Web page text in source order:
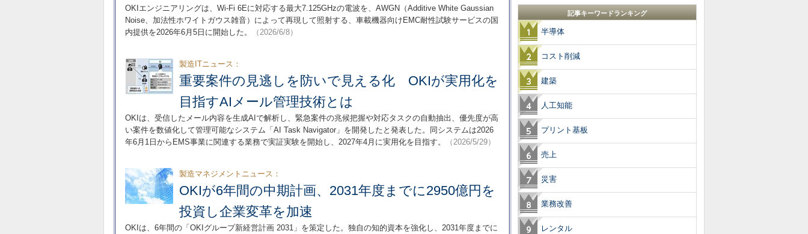
OKIエンジニアリングは、Wi-Fi 6Eに対応する最大7.125GHzの電波を、AWGN（Additive White Gaussian
Noise、加法性ホワイトガウス雑音）によって再現して照射する、車載機器向けEMC耐性試験サービスの国
内提供を2026年6月5日に開始した。
（2026/6/8）
製造ITニュース：
重要案件の見逃しを防いで見える化 OKIが実用化を
目指すAIメール管理技術とは
OKIは、受信したメール内容を生成AIで解析し、緊急案件の兆候把握や対応タスクの自動抽出、優先度が高
い案件を数値化して管理可能なシステム「AI Task Navigator」を開発したと発表した。同システムは2026
年6月1日からEMS事業に関連する業務で実証実験を開始し、2027年4月に実用化を目指す。
（2026/5/29）
製造マネジメントニュース：
OKIが6年間の中期計画、2031年度までに2950億円を
投資し企業変革を加速
OKIは、6年間の「OKIグループ新経営計画 2031」を策定した。独自の知的資本を強化し、2031年度までに
記事キーワードランキング
半導体
コスト削減
建築
人工知能
プリント基板
売上
災害
業務改善
レンタル